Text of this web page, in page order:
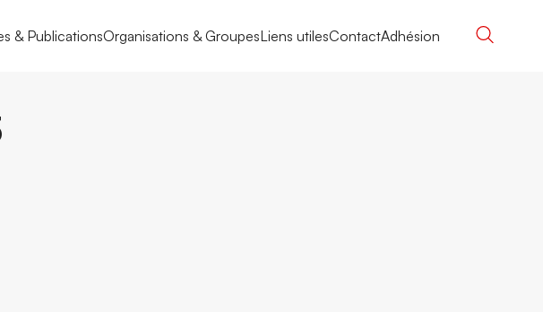
& PublicationsOrganisations & GroupesLiens utilesContactAdhésion